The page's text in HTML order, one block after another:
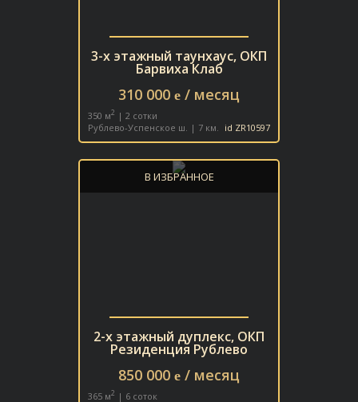
3-х этажный таунхаус, ОКП
Барвиха Клаб
310 000 e / месяц
350 м2 | 2 сотки
Рублево-Успенское ш. | 7 км.
id ZR10597
2-х этажный дуплекс, ОКП
Резиденция Рублево
850 000 e / месяц
365 м2 | 6 соток
В ИЗБРАННОЕ